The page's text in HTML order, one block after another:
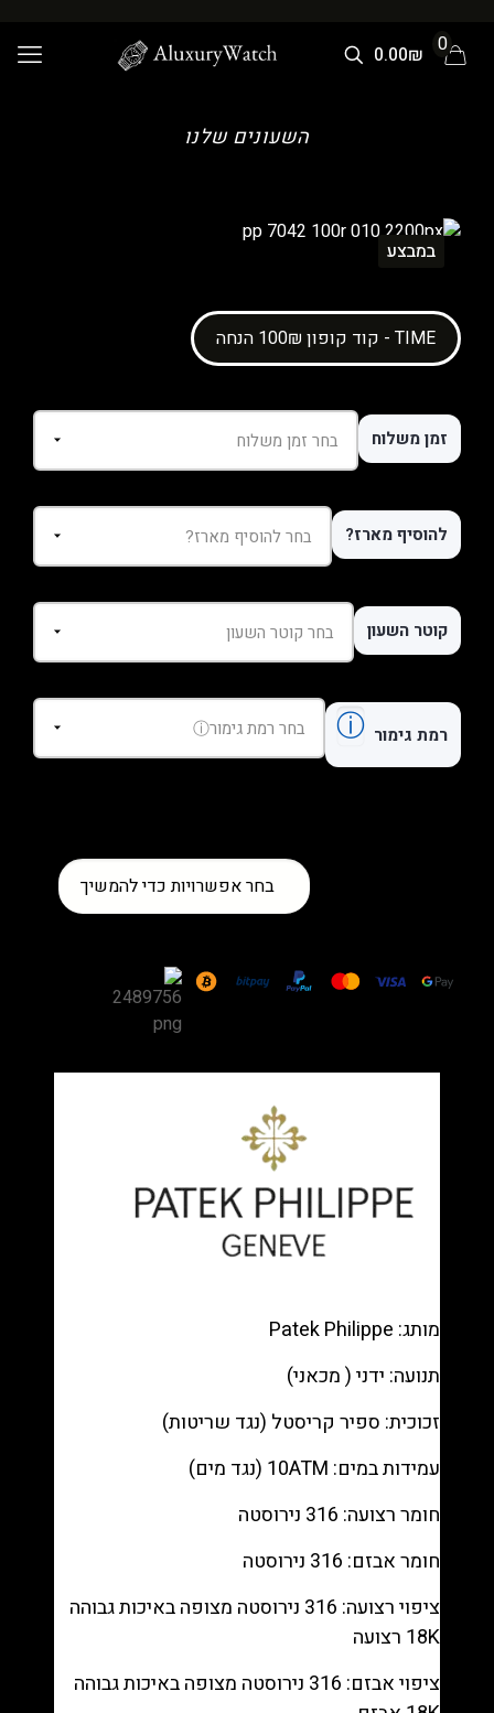
0
0.00₪
השעונים שלנו
במבצע
קוד קופון 100₪ הנחה - TIME
זמן משלוח
להוסיף מארז?
קוטר השעון
רמת גימור ⓘ
Philippe
diamond
רפליקה
988333137
בחר אפשרויות כדי להמשיך
מותג: Patek Philippe
תנועה: ידני ( מכאני)
זכוכית: ספיר קריסטל (נגד שריטות)
עמידות במים: 10ATM (נגד מים)
חומר רצועה: 316 נירוסטה
חומר אבזם: 316 נירוסטה
ציפוי רצועה: 316 נירוסטה מצופה באיכות גבוהה
18K רצועה
ציפוי אבזם: 316 נירוסטה מצופה באיכות גבוהה